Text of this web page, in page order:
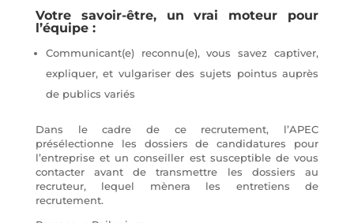
Votre savoir-être, un vrai moteur pour
l’équipe :
Communicant(e) reconnu(e), vous savez captiver,
expliquer, et vulgariser des sujets pointus auprès
de publics variés
Dans le cadre de ce recrutement, l’APEC
présélectionne les dossiers de candidatures pour
l’entreprise et un conseiller est susceptible de vous
contacter avant de transmettre les dossiers au
recruteur, lequel mènera les entretiens de
recrutement.